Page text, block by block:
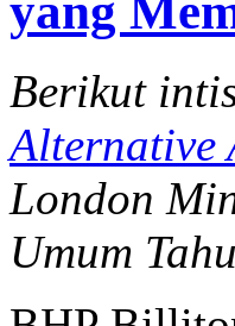
yang
Berikut
Alternative
London
Umum